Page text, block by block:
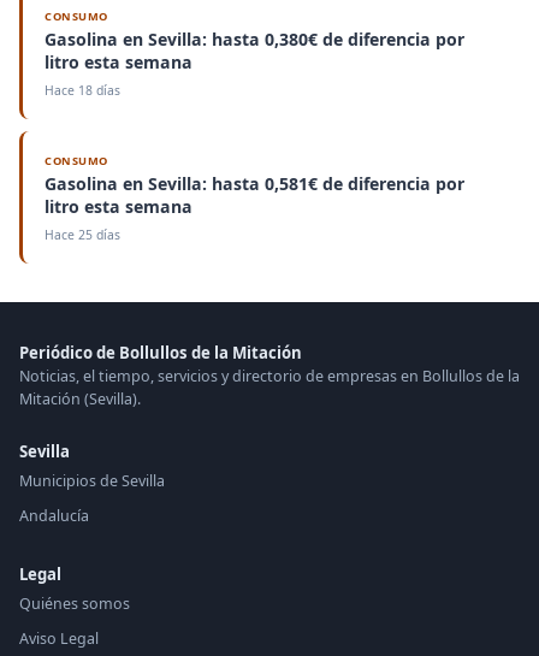
CONSUMO
Gasolina en Sevilla: hasta 0,380€ de diferencia por
litro esta semana
Hace 18 días
CONSUMO
Gasolina en Sevilla: hasta 0,581€ de diferencia por
litro esta semana
Hace 25 días
Periódico de Bollullos de la Mitación
Noticias, el tiempo, servicios y directorio de empresas en Bollullos de la
Mitación (Sevilla).
Sevilla
Municipios de Sevilla
Andalucía
Legal
Quiénes somos
Aviso Legal